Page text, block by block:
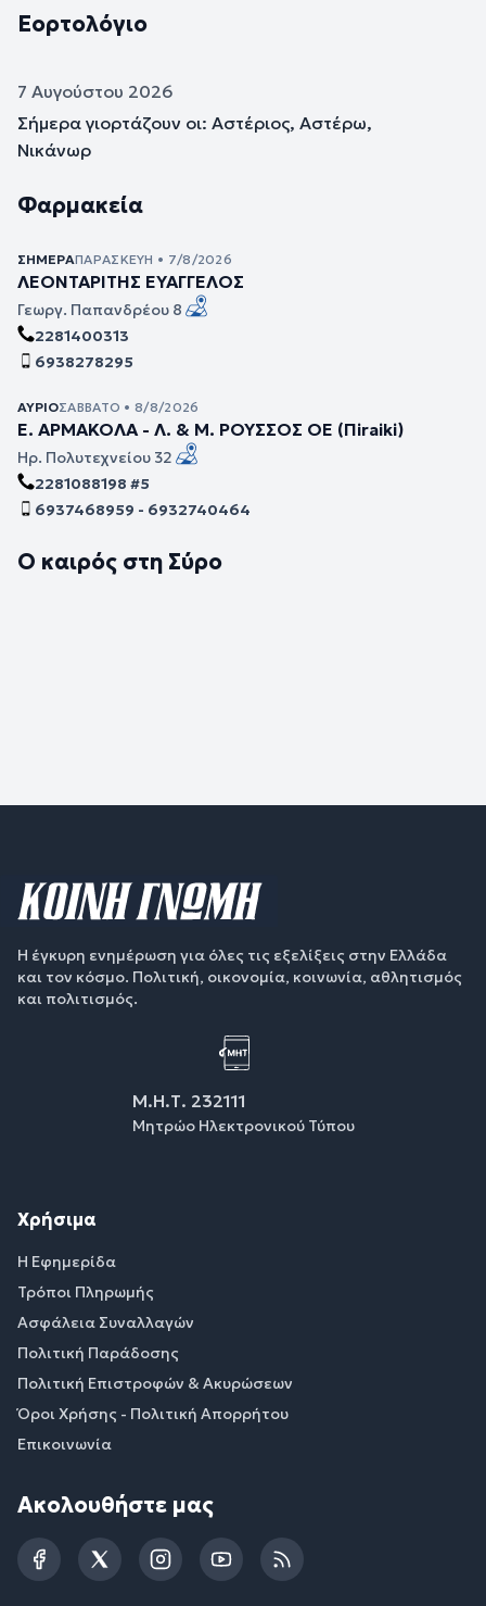
Εορτολόγιο
7 Αυγούστου 2026
Σήμερα γιορτάζουν οι: Αστέριος, Αστέρω,
Νικάνωρ
Φαρμακεία
ΣΉΜΕΡΑΠΑΡΑΣΚΕΥΉ • 7/8/2026
ΛΕΟΝΤΑΡΙΤΗΣ ΕΥΑΓΓΕΛΟΣ
Γεωργ. Παπανδρέου 8
2281400313
6938278295
ΑΎΡΙΟΣΆΒΒΑΤΟ • 8/8/2026
Ε. ΑΡΜΑΚΟΛΑ - Λ. & Μ. ΡΟΥΣΣΟΣ ΟΕ (Πiraiki)
Ηρ. Πολυτεχνείου 32
2281088198 #5
6937468959 - 6932740464
Ο καιρός στη Σύρο
Η έγκυρη ενημέρωση για όλες τις εξελίξεις στην Ελλάδα
και τον κόσμο. Πολιτική, οικονομία, κοινωνία, αθλητισμός
και πολιτισμός.
Μ.Η.Τ. 232111
Μητρώο Ηλεκτρονικού Τύπου
Χρήσιμα
Η Εφημερίδα
Τρόποι Πληρωμής
Ασφάλεια Συναλλαγών
Πολιτική Παράδοσης
Πολιτική Επιστροφών & Ακυρώσεων
Όροι Χρήσης - Πολιτική Απορρήτου
Επικοινωνία
Ακολουθήστε μας
FacebookTwitterInstagramYouTubeRSS